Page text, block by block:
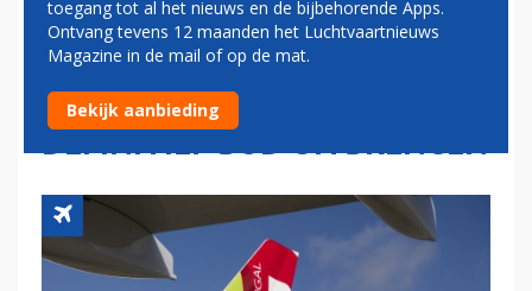
STRIJD OM TAP GAAT
VERDER: AIR FRANCE-KLM EN
LUFTHANSA MOGEN
DEFINITIEF BOD UITBRENGEN
toegang tot al het nieuws en de bijbehorende Apps.
Ontvang tevens 12 maanden het Luchtvaartnieuws
Magazine in de mail of op de mat.
Bekijk aanbieding